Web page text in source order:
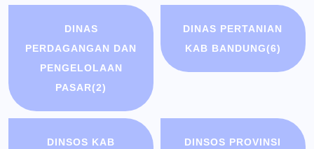
DINAS
PERDAGANGAN DAN
PENGELOLAAN
PASAR(2)
DINAS PERTANIAN
KAB BANDUNG(6)
DINSOS KAB
DINSOS PROVINSI